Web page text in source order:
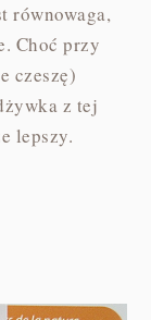
równowaga,
Choć przy
czeszę)
z tej
lepszy.